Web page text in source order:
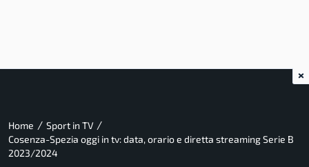
Home / Sport in TV /
Cosenza-Spezia oggi in tv: data, orario e diretta streaming Serie B
2023/2024
×